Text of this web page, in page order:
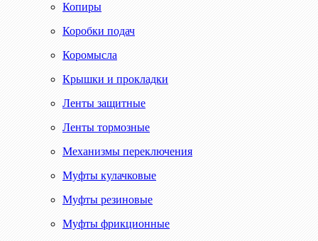
Копиры
Коробки подач
Коромысла
Крышки и прокладки
Ленты защитные
Ленты тормозные
Механизмы переключения
Муфты кулачковые
Муфты резиновые
Муфты фрикционные